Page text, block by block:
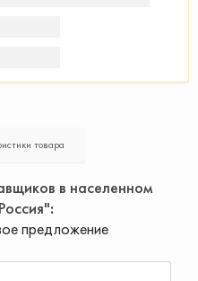
товара
в населенном
предложение